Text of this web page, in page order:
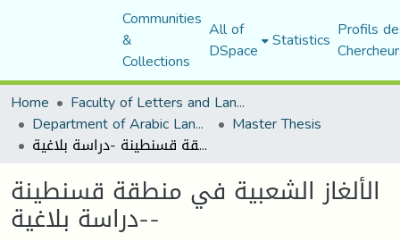
Communities
&
Collections
All of
DSpace Statistics Profils
Home
Faculty of Letters and Languages
Department of Arabic Language and Literature Master Thesis
الألغاز الشعبية في منطقة قسنطينة -دراسة بلاغية-
الألغاز الشعبية في منطقة قسنطينة
-دراسة بلاغية-